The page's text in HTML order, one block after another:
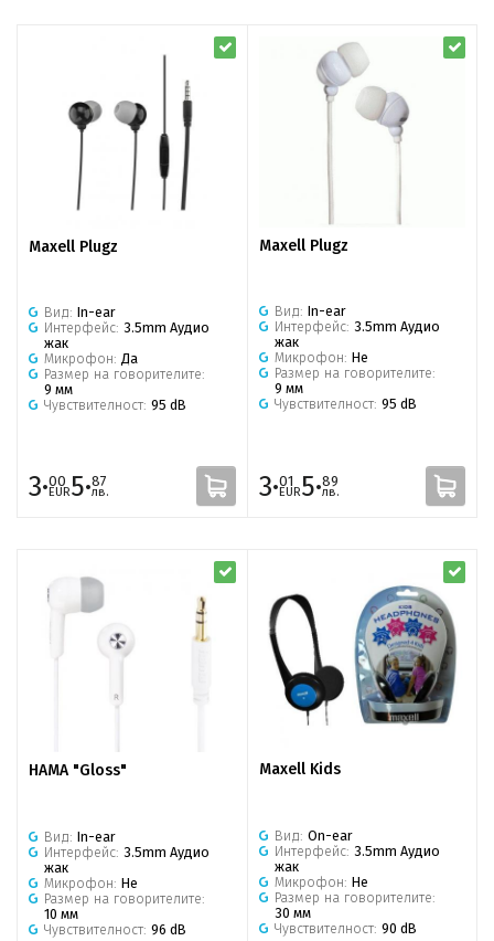
Maxell Plugz
Вид: In-ear
Интерфейс: 3.5mm Аудио
жак
Микрофон: Да
Размер на говорителите:
9 мм
Чувствителност: 95 dB
3·00
EUR5·87
лв.
Maxell Plugz
Вид: In-ear
Интерфейс: 3.5mm Аудио
жак
Микрофон: Не
Размер на говорителите:
9 мм
Чувствителност: 95 dB
3·01
EUR5·89
лв.
HAMA "Gloss"
Вид: In-ear
Интерфейс: 3.5mm Аудио
жак
Микрофон: Не
Размер на говорителите:
10 мм
Чувствителност: 96 dB
Maxell Kids
Вид: On-ear
Интерфейс: 3.5mm Аудио
жак
Микрофон: Не
Размер на говорителите:
30 мм
Чувствителност: 90 dB